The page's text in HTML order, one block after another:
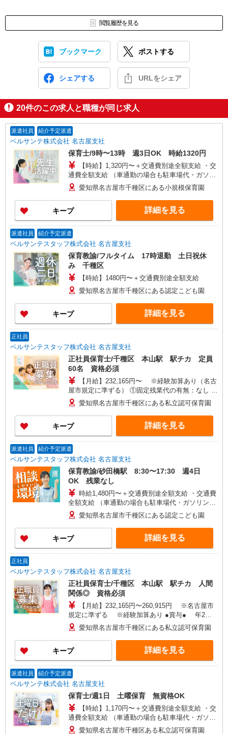
閲覧履歴を見る
ブックマーク ポストする
シェアする URLをシェア
20件のこの求人と職種が同じ求人
派遣社員 紹介予定派遣
ベルサンテ株式会社 名古屋支社
保育士/9時〜13時 週3日OK 時給1320円
【時給】1,320円〜＋交通費別途全額支給 ・交
通費全額支給 （車通勤の場合も駐車場代・ガソリ
ン代は弊社負担） ・各種保険完備 ・昇給あり
愛知県名古屋市千種区にある小規模保育園
キープ 詳細を見る
派遣社員 紹介予定派遣
ベルサンテスタッフ株式会社 名古屋支社
保育教諭/フルタイム 17時退勤 土日祝休
み 千種区
【時給】1480円〜＋交通費別途全額支給
愛知県名古屋市千種区にある認定こども園
キープ 詳細を見る
正社員
ベルサンテスタッフ株式会社 名古屋支社
正社員保育士/千種区 本山駅 駅チカ 定員
60名 資格必須
【月給】232,165円〜 ※経験加算あり（名古
屋市規定に準ずる） ①固定残業代の有無：なし ②
平均所定労働時間：約173時間／月 ③試用期間中
の固定残業代の有無：なし 交通費：その他 最高：
月45,000円までの支給あり
愛知県名古屋市千種区にある私立認可保育園
キープ 詳細を見る
派遣社員 紹介予定派遣
ベルサンテスタッフ株式会社 名古屋支社
保育教諭/砂田橋駅 8:30〜17:30 週4日
OK 残業なし
時給1,480円〜＋交通費別途全額支給 ・交通費
全額支給 （車通勤の場合も駐車場代・ガソリン代
は弊社負担） ・各種保険完備 ・昇給あり
愛知県名古屋市千種区にある認定こども園
キープ 詳細を見る
正社員
ベルサンテスタッフ株式会社 名古屋支社
正社員保育士/千種区 本山駅 駅チカ 人間
関係◎ 資格必須
【月給】232,165円〜260,915円 ※名古屋市
規定に準ずる ※経験加算あり ●賞与● 年2
回 4.2ヶ月 ●昇給● 年1回 2,000〜3,000円 ●住
宅手当● 月11,500円までの支給 ●交通費：一部
支給 月45,000円までの支給
愛知県名古屋市千種区にある私立認可保育園
キープ 詳細を見る
派遣社員 紹介予定派遣
ベルサンテ株式会社 名古屋支社
保育士/週1日 土曜保育 無資格OK
【時給】1,170円〜＋交通費別途全額支給 ・交
通費全額支給 （車通勤の場合も駐車場代・ガソリ
ン代は弊社負担） ・各種保険完備 ・昇給あり
愛知県名古屋市千種区ある私立認可保育園